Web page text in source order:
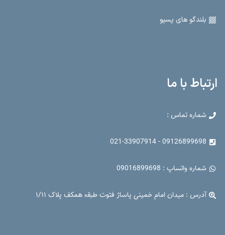
بلندگو های پسیو
ارتباط با ما
شماره تماس :
09126899698 - 021-33907914
شماره واتساپ : 09016899698
آدرس : میدان امام خمینی پاساژ فتوت طبقه همکف پلاک ۱/۱۱